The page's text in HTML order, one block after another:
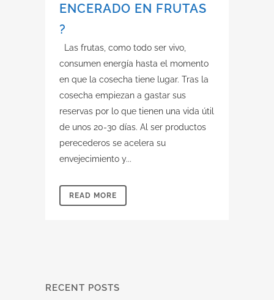
ENCERADO EN FRUTAS
?
Las frutas, como todo ser vivo,
consumen energía hasta el momento
en que la cosecha tiene lugar. Tras la
cosecha empiezan a gastar sus
reservas por lo que tienen una vida útil
de unos 20-30 días. Al ser productos
perecederos se acelera su
envejecimiento y...
READ MORE
RECENT POSTS